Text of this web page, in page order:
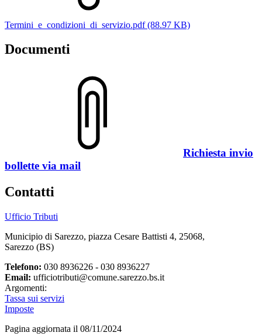
Termini_e_condizioni_di_servizio.pdf (88.97 KB)
Documenti
Richiesta invio
bollette via mail
Contatti
Ufficio Tributi
Municipio di Sarezzo, piazza Cesare Battisti 4, 25068,
Sarezzo (BS)
Telefono: 030 8936226 - 030 8936227
Email: ufficiotributi@comune.sarezzo.bs.it
Argomenti:
Tassa sui servizi
Imposte
Pagina aggiornata il 08/11/2024